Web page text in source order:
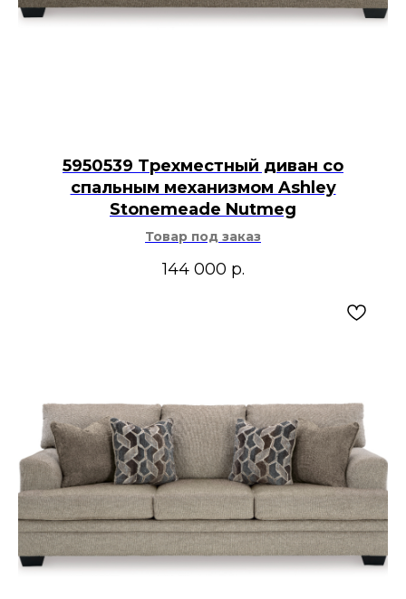
5950539 Трехместный диван со
спальным механизмом Ashley
Stonemeade Nutmeg
Товар под заказ
144 000 р.